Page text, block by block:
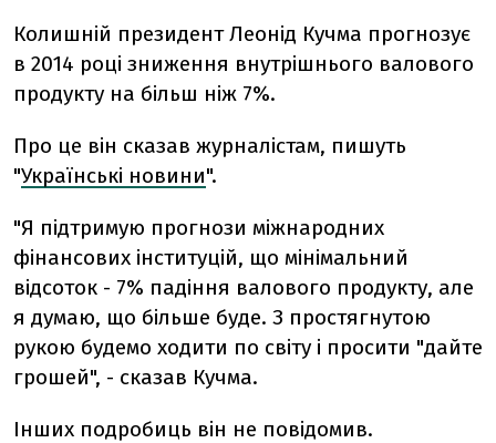
Колишній президент Леонід Кучма прогнозує
в 2014 році зниження внутрішнього валового
продукту на більш ніж 7%.
Про це він сказав журналістам, пишуть
"Українські новини".
"Я підтримую прогнози міжнародних
фінансових інституцій, що мінімальний
відсоток - 7% падіння валового продукту, але
я думаю, що більше буде. З простягнутою
рукою будемо ходити по світу і просити "дайте
грошей", - сказав Кучма.
Інших подробиць він не повідомив.